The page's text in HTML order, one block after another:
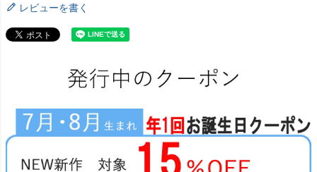
レビューを書く